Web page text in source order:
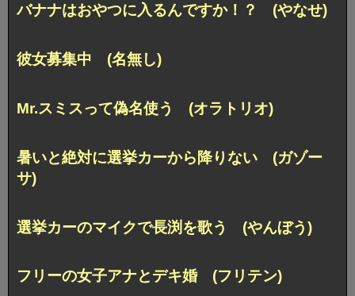
バナナはおやつに入るんですか！？ (やなせ)
彼女募集中 (名無し)
Mr.スミスって偽名使う (オラトリオ)
暑いと絶対に選挙カーから降りない (ガゾー
サ)
選挙カーのマイクで長渕を歌う (やんぼう)
フリーの女子アナとデキ婚 (フリテン)